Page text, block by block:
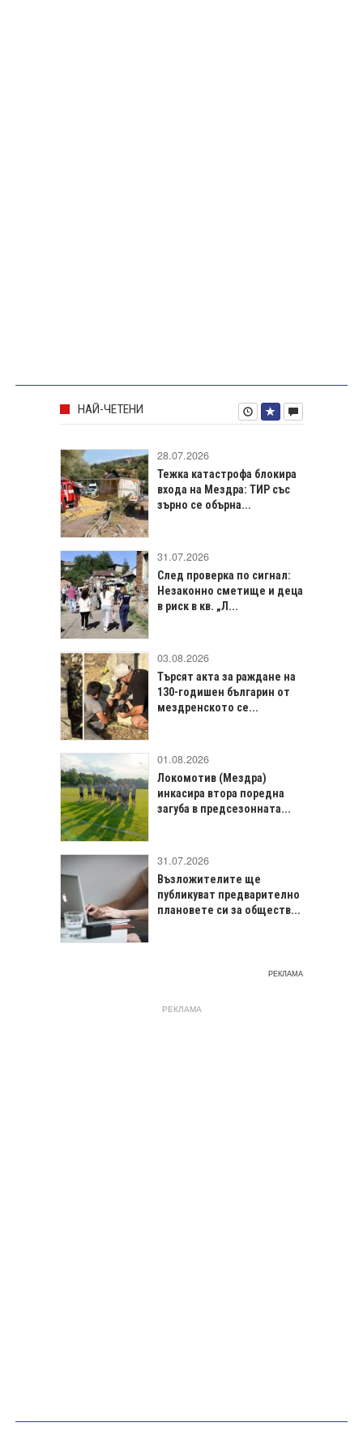
НАЙ-ЧЕТЕНИ
28.07.2026
Тежка катастрофа блокира
входа на Мездра: ТИР със
зърно се обърна...
31.07.2026
След проверка по сигнал:
Незаконно сметище и деца
в риск в кв. „Л...
03.08.2026
Търсят акта за раждане на
130-годишен българин от
мездренското се...
01.08.2026
Локомотив (Мездра)
инкасира втора поредна
загуба в предсезонната...
31.07.2026
Възложителите ще
публикуват предварително
плановете си за обществ...
РЕКЛАМА
РЕКЛАМА